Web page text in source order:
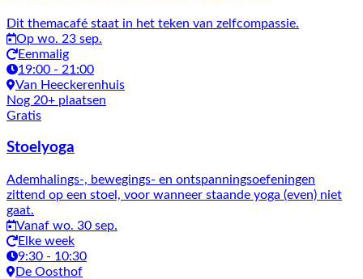
Dit themacafé staat in het teken van zelfcompassie.
Op wo. 23 sep.
Eenmalig
19:00 - 21:00
Van Heeckerenhuis
Nog 20+ plaatsen
Gratis
Stoelyoga
Ademhalings-, bewegings- en ontspanningsoefeningen
zittend op een stoel, voor wanneer staande yoga (even) niet
gaat.
Vanaf wo. 30 sep.
Elke week
9:30 - 10:30
De Oosthof